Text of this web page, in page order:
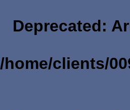
Deprecated:
/home/clients/